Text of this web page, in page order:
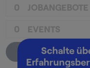
0 JOBANGEBOTE
0 EVENTS
Schalte